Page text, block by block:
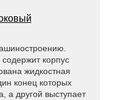
корпус
жидкостная
конец которых
а другой выступает